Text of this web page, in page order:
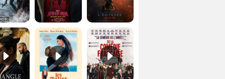
Le Triangle d'or Bande-annonce VF De la Comédie-Française Teaser VF